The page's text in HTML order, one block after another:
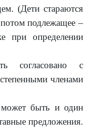
(Дети стараются
потом подлежащее –
при определении
согласовано с
членами
быть и один
предложения.